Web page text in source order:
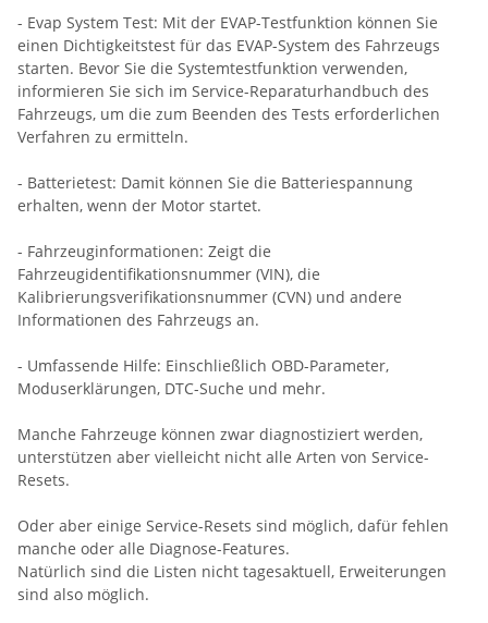
- Evap System Test: Mit der EVAP-Testfunktion können Sie
einen Dichtigkeitstest für das EVAP-System des Fahrzeugs
starten. Bevor Sie die Systemtestfunktion verwenden,
informieren Sie sich im Service-Reparaturhandbuch des
Fahrzeugs, um die zum Beenden des Tests erforderlichen
Verfahren zu ermitteln.
- Batterietest: Damit können Sie die Batteriespannung
erhalten, wenn der Motor startet.
- Fahrzeuginformationen: Zeigt die
Fahrzeugidentifikationsnummer (VIN), die
Kalibrierungsverifikationsnummer (CVN) und andere
Informationen des Fahrzeugs an.
- Umfassende Hilfe: Einschließlich OBD-Parameter,
Moduserklärungen, DTC-Suche und mehr.
Manche Fahrzeuge können zwar diagnostiziert werden,
unterstützen aber vielleicht nicht alle Arten von Service-
Resets.
Oder aber einige Service-Resets sind möglich, dafür fehlen
manche oder alle Diagnose-Features.
Natürlich sind die Listen nicht tagesaktuell, Erweiterungen
sind also möglich.